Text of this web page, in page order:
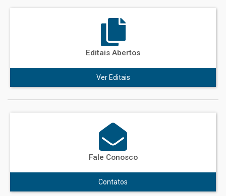
Editais Abertos
Ver Editais
Fale Conosco
Contatos